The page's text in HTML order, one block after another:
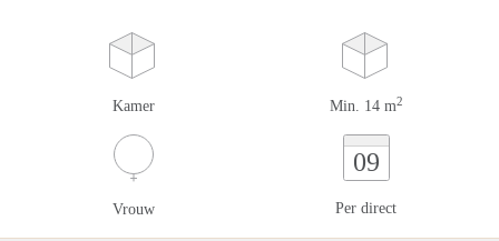
Kamer Min. 14 m2
Vrouw
09
Per direct